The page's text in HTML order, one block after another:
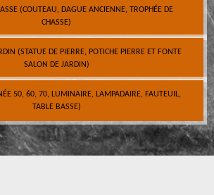
(COUTEAU, DAGUE ANCIENNE, TROPHÉE DE
CHASSE)
(STATUE DE PIERRE, POTICHE PIERRE ET FONTE
SALON DE JARDIN)
50, 60, 70, LUMINAIRE, LAMPADAIRE, FAUTEUIL,
TABLE BASSE)